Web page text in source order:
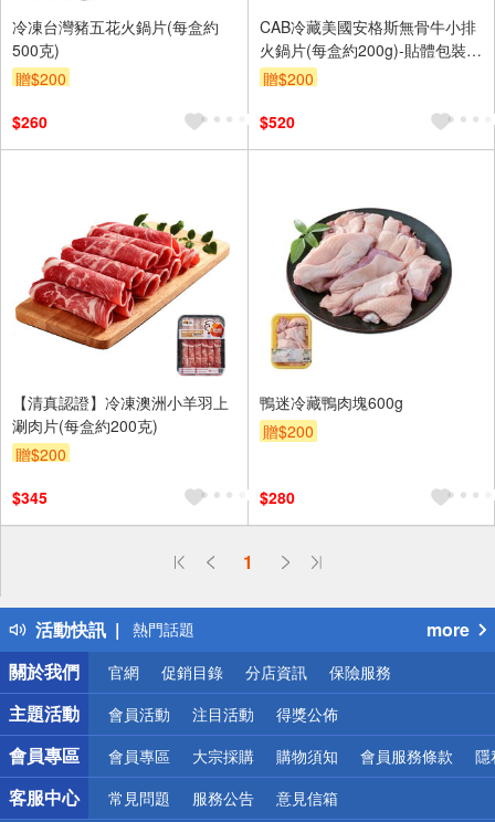
冷凍台灣豬五花火鍋片(每盒約
500克)
贈$200
$260
CAB冷藏美國安格斯無骨牛小排
火鍋片(每盒約200g)-貼體包裝※
實際到貨效期約4天以上
贈$200
$520
【清真認證】冷凍澳洲小羊羽上
涮肉片(每盒約200克)
贈$200
$345
鴨迷冷藏鴨肉塊600g
贈$200
$280
1
活動快訊
偏遠地區配送
得獎公告
熱門話題
銀行優惠
偏遠地區配送
詐騙網頁！請小心！
more
關於我們
官網 促銷目錄 分店資訊 保險服務
主題活動 會員活動 注目活動 得獎公佈
會員專區 會員專區 大宗採購 購物須知 會員服務條款 隱
客服中心 常見問題 服務公告 意見信箱